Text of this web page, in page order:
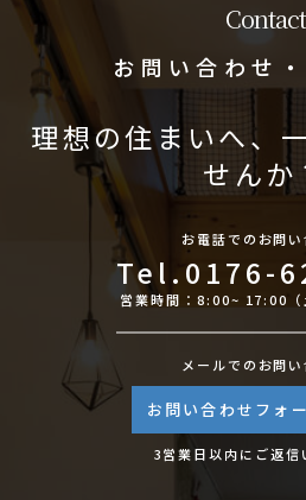
Contact
お問い合わせ
理想の住まいへ、
せんか
お電話でのお問い
Tel.0176-
営業時間：8:00~ 17:00（
メールでのお問い
お問い合わせフォ
3営業日以内にご返信